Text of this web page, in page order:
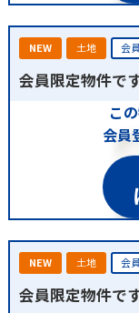
NEW 土地 会
会員限定物件で
こ
会員
NEW 土地 会
会員限定物件で